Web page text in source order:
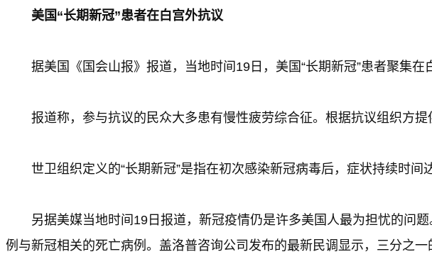
美国“长期新冠”患者在白宫外抗议
据美国《国会山报》报道，当地时间19日，美国“长期新冠”患者聚集
报道称，参与抗议的民众大多患有慢性疲劳综合征。根据抗议组织方
世卫组织定义的“长期新冠”是指在初次感染新冠病毒后，症状持续时
另据美媒当地时间19日报道，新冠疫情仍是许多美国人最为担忧的问
例与新冠相关的死亡病例。盖洛普咨询公司发布的最新民调显示，三分之